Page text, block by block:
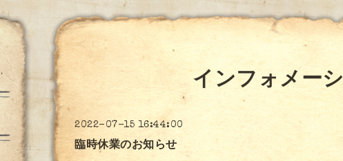
インフォメー
2022-07-15 16:44:00
臨時休業のお知らせ